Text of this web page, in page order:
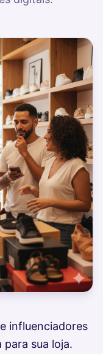
influenciadores
para sua loja.